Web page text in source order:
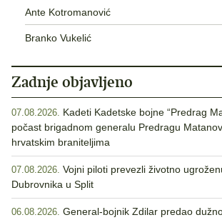
Ante Kotromanović
Branko Vukelić
Zadnje objavljeno
07.08.2026. Kadeti Kadetske bojne “Predrag
počast brigadnom generalu Predragu
hrvatskim braniteljima
07.08.2026. Vojni piloti prevezli životno
Dubrovnika u Split
06.08.2026. General-bojnik Zdilar predao